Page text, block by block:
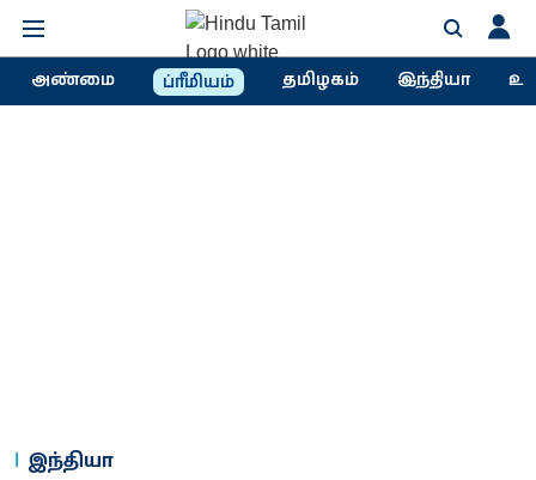
அண்மை ப்ரீமியம் தமிழகம் இந்தியா
இந்தியா